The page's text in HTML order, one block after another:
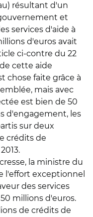
résultant d'un
et
services d'aide à
d'euros avait
ci-contre du 22
cette aide
chose faite grâce à
mais avec
est bien de 50
d'engagement, les
sur deux
crédits de
la ministre du
l'effort exceptionnel
des services
millions d'euros.
de crédits de